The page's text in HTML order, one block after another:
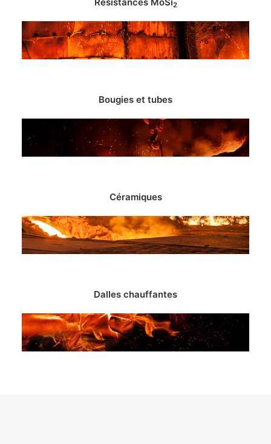
2
Bougies et tubes
Céramiques
Dalles chauffantes